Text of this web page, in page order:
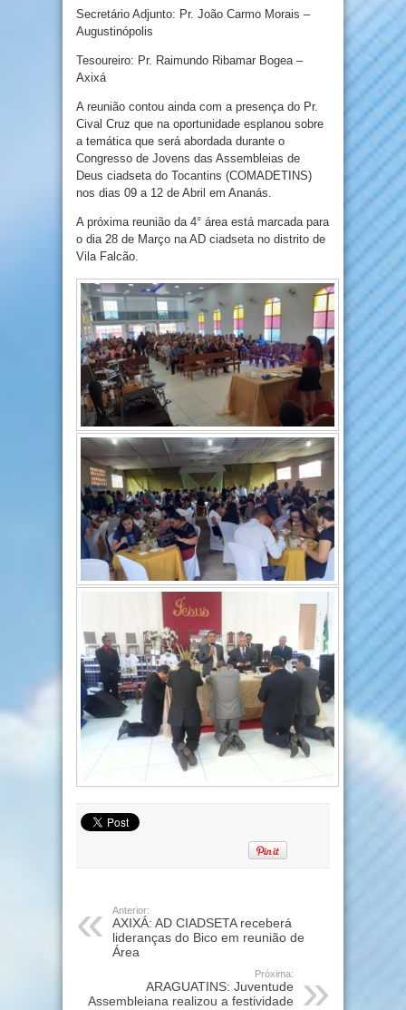
Secretário Adjunto: Pr. João Carmo Morais –
Augustinópolis
Tesoureiro: Pr. Raimundo Ribamar Bogea –
Axixá
A reunião contou ainda com a presença do Pr.
Cival Cruz que na oportunidade esplanou sobre
a temática que será abordada durante o
Congresso de Jovens das Assembleias de
Deus ciadseta do Tocantins (COMADETINS)
nos dias 09 a 12 de Abril em Ananás.
A próxima reunião da 4° área está marcada para
o dia 28 de Março na AD ciadseta no distrito de
Vila Falcão.
Anterior:
AXIXÁ: AD CIADSETA receberá
lideranças do Bico em reunião de
Área
Próxima:
ARAGUATINS: Juventude
Assembleiana realizou a festividade